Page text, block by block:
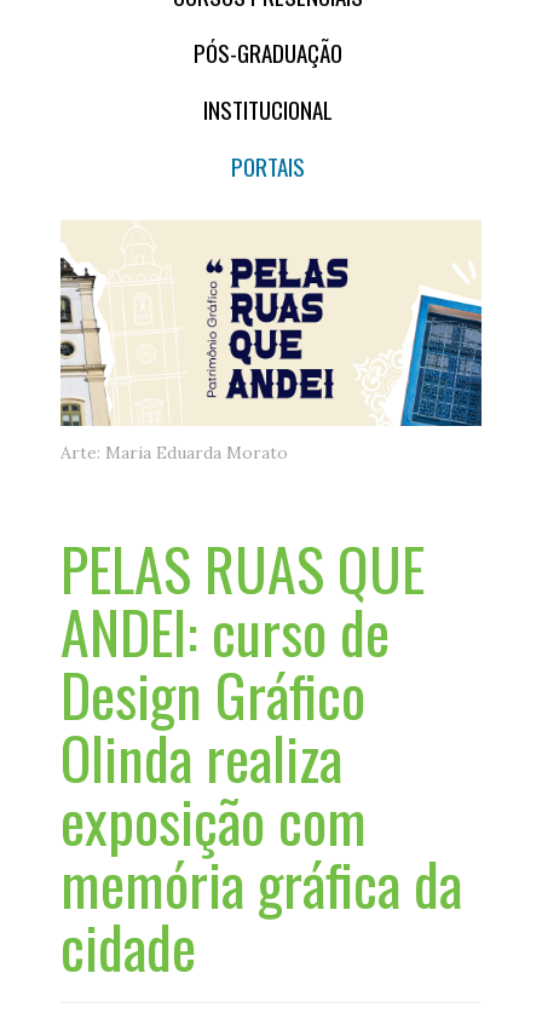
PÓS-GRADUAÇÃO
INSTITUCIONAL
PORTAIS
Arte: Maria Eduarda Morato
PELAS RUAS QUE
ANDEI: curso de
Design Gráfico
Olinda realiza
exposição com
memória gráfica da
cidade